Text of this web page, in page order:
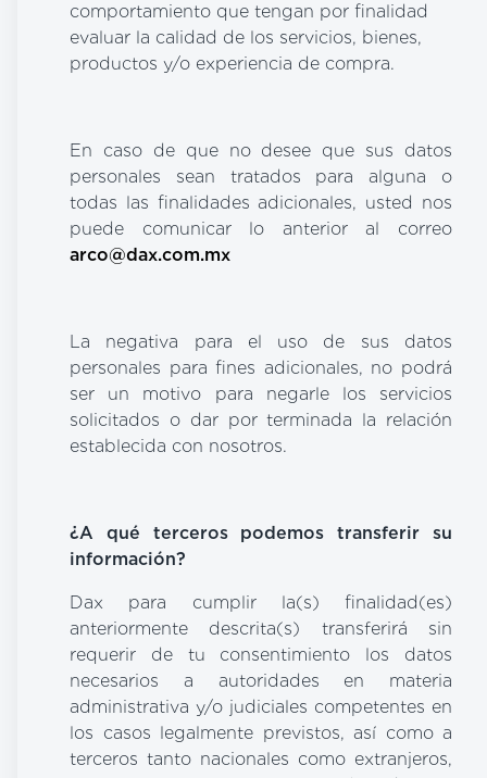
comportamiento que tengan por finalidad
evaluar la calidad de los servicios, bienes,
productos y/o experiencia de compra.
En caso de que no desee que sus datos
personales sean tratados para alguna o
todas las finalidades adicionales, usted nos
puede comunicar lo anterior al correo
arco@dax.com.mx
La negativa para el uso de sus datos
personales para fines adicionales, no podrá
ser un motivo para negarle los servicios
solicitados o dar por terminada la relación
establecida con nosotros.
¿A qué terceros podemos transferir su
información?
Dax para cumplir la(s) finalidad(es)
anteriormente descrita(s) transferirá sin
requerir de tu consentimiento los datos
necesarios a autoridades en materia
administrativa y/o judiciales competentes en
los casos legalmente previstos, así como a
terceros tanto nacionales como extranjeros,